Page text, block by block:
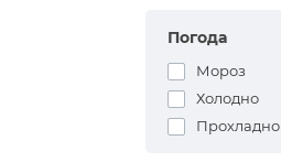
Погода
Мороз
Холодно
Прохладно